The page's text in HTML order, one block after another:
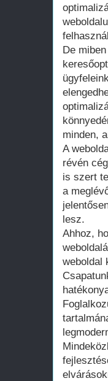
De
minden,
A
révén
is szert
a
lesz.
Ahhoz,
weboldal